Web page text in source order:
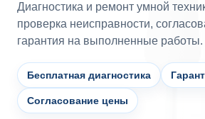
Диагностика и ремонт умной
проверка неисправности,
гарантия на выполненные работы.
Бесплатная диагностика
Согласование цены